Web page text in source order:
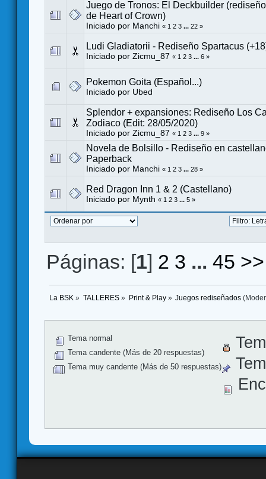
Juego de Tronos: El Deckbuilder
de Heart of Crown)
Iniciado por Manchi « 1 2 3 ... 22 »
Ludi Gladiatorii - Rediseño Spartacus
Iniciado por Zicmu_87 « 1 2 3 ... 6 »
Pokemon Goita (Español...)
Iniciado por Ubed
Splendor + expansiones: Rediseño Los
Zodiaco (Edit: 28/05/2020)
Iniciado por Zicmu_87 « 1 2 3 ... 9 »
Novela de Bolsillo - Rediseño en
Paperback
Iniciado por Manchi « 1 2 3 ... 28 »
Red Dragon Inn 1 & 2 (Castellano)
Iniciado por Mynth « 1 2 3 ... 5 »
Páginas: [1] 2 3 ...45 >>
La BSK » TALLERES» Print & Play» Juegos rediseñados
Tema normal
Tema candente (Más de 20 respuestas)
Tema muy candente (Más de 50 respuestas)